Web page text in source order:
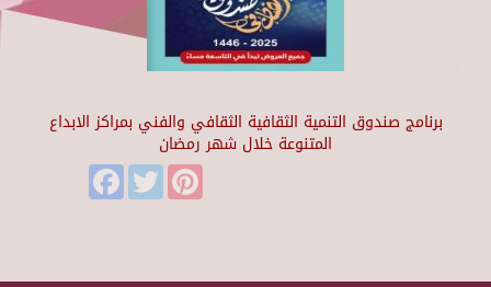
برنامج صندوق التنمية الثقافية الثقافي والفني بمراكز الابداع
المتنوعة خلال شهر رمضان
FacebookTwitter